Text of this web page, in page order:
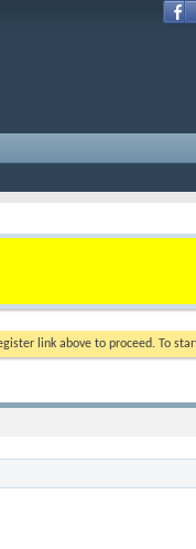
link above to proceed. To